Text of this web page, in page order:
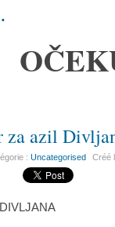
za azil
:Uncategorised Créé